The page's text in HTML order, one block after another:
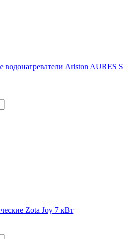
водонагреватели Ariston AURES S
Zota Joy 7 кВт